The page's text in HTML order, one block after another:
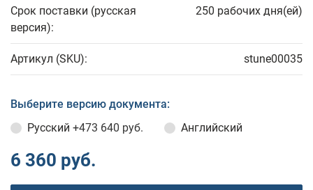
Срок поставки (русская
версия):
250 рабочих дня(ей)
Артикул (SKU): stune00035
Выберите версию документа:
Русский +473 640 руб. Английский
6 360 руб.